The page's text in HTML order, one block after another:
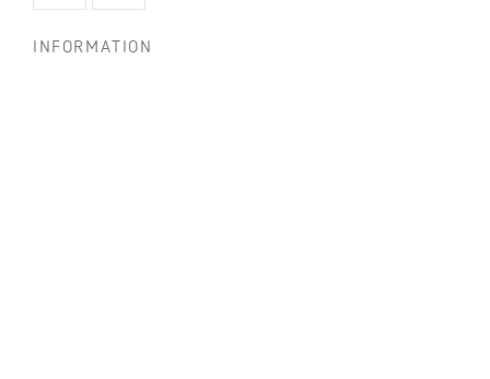
INFORMATION